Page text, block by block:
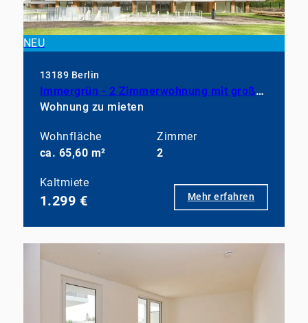
NEU
13189 Berlin
Immergrün - 2 Zimmerwohnung mit großem Balkon, EBK und Duschbad
Wohnung zu mieten
Wohnfläche
ca. 65,60 m²
Zimmer
2
Kaltmiete
1.299 € Mehr erfahren